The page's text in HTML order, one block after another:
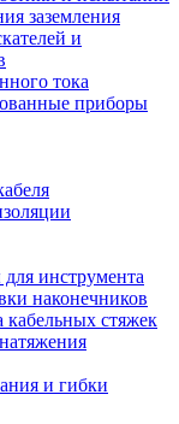
заземления
и
тока
приборы
инструмента
наконечников
стяжек
и гибки